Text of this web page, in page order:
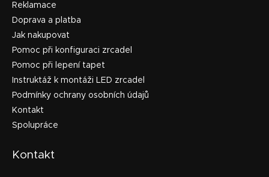
Reklamace
Doprava a platba
Jak nakupovat
Pomoc při konfiguraci zrcadel
Pomoc při lepení tapet
Instruktáž k montáži LED zrcadel
Podmínky ochrany osobních údajů
Kontakt
Spolupráce
Kontakt